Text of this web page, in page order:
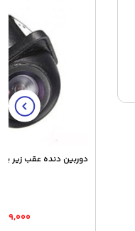
دوربین دنده عقب زیر